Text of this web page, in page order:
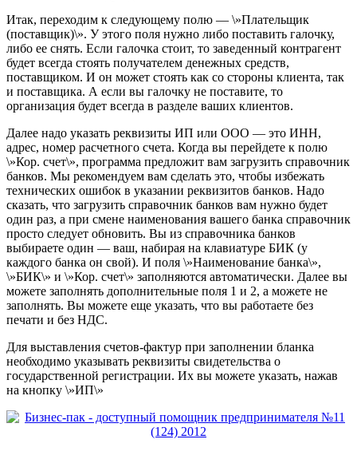
Итак, переходим к следующему полю — \»Плательщик
(поставщик)\». У этого поля нужно либо поставить галочку,
либо ее снять. Если галочка стоит, то заведенный контрагент
будет всегда стоять получателем денежных средств,
поставщиком. И он может стоять как со стороны клиента, так
и поставщика. А если вы галочку не поставите, то
организация будет всегда в разделе ваших клиентов.
Далее надо указать реквизиты ИП или ООО — это ИНН,
адрес, номер расчетного счета. Когда вы перейдете к полю
\»Кор. счет\», программа предложит вам загрузить справочник
банков. Мы рекомендуем вам сделать это, чтобы избежать
технических ошибок в указании реквизитов банков. Надо
сказать, что загрузить справочник банков вам нужно будет
один раз, а при смене наименования вашего банка справочник
просто следует обновить. Вы из справочника банков
выбираете один — ваш, набирая на клавиатуре БИК (у
каждого банка он свой). И поля \»Наименование банка\»,
\»БИК\» и \»Кор. счет\» заполняются автоматически. Далее вы
можете заполнять дополнительные поля 1 и 2, а можете не
заполнять. Вы можете еще указать, что вы работаете без
печати и без НДС.
Для выставления счетов-фактур при заполнении бланка
необходимо указывать реквизиты свидетельства о
государственной регистрации. Их вы можете указать, нажав
на кнопку \»ИП\»